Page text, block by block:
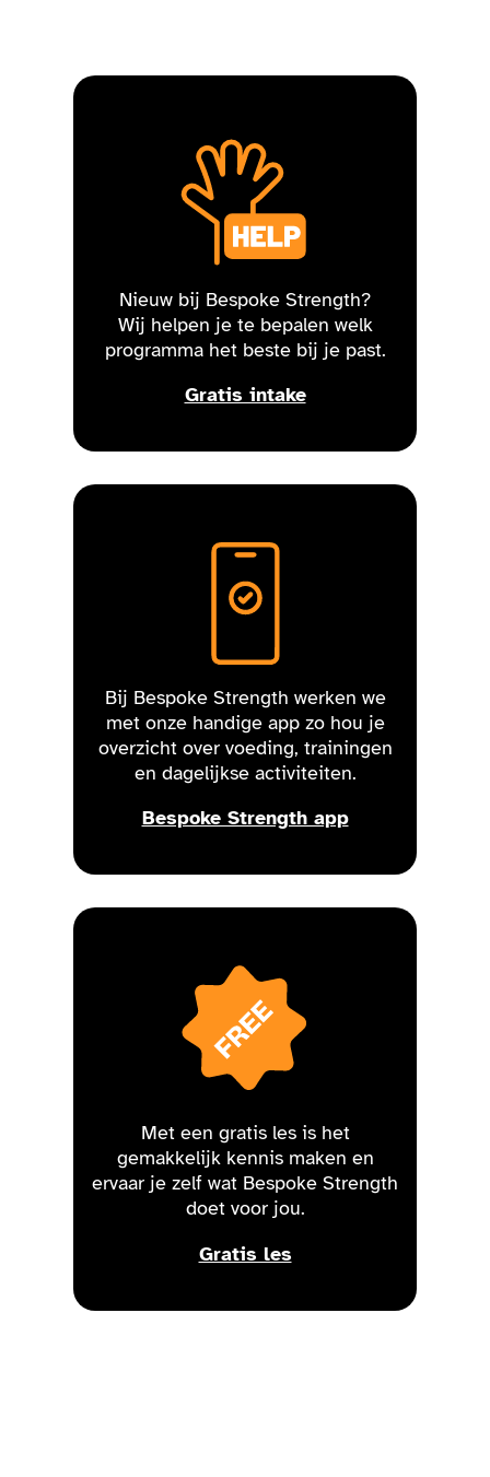
Nieuw bij Bespoke Strength?
Wij helpen je te bepalen welk
programma het beste bij je past.
Gratis intake
Bij Bespoke Strength werken we
met onze handige app zo hou je
overzicht over voeding, trainingen
en dagelijkse activiteiten.
Bespoke Strength app
Met een gratis les is het
gemakkelijk kennis maken en
ervaar je zelf wat Bespoke Strength
doet voor jou.
Gratis les